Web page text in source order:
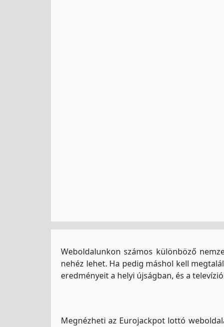
Weboldalunkon számos különböző
nehéz lehet. Ha pedig máshol kell
eredményeit a helyi újságban, és a
Megnézheti az Eurojackpot lottó